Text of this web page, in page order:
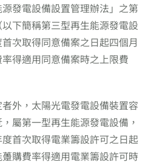
發電設備設置管理辦法」之第
下簡稱第三型再生能源發電設
次取得同意備案之日起四個月
得適用同意備案時之上限費
外，太陽光電發電設備裝置容
屬第一型再生能源發電設備，
首次取得電業籌設許可之日起
購費率得適用電業籌設許可時